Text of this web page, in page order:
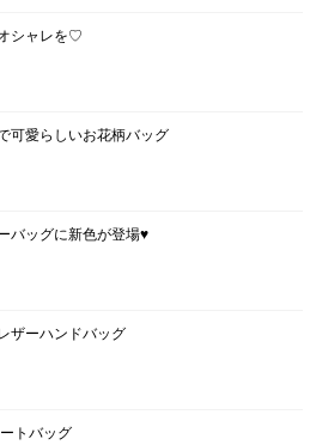
シャレを♡
可愛らしいお花柄バッグ
バッグに新色が登場♥
ザーハンドバッグ
トバッグ